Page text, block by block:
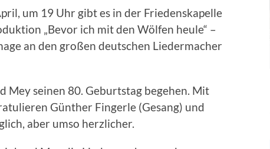
um 19 Uhr gibt es in der Friedenskapelle
„Bevor ich mit den Wölfen heule“ –
an den großen deutschen Liedermacher
Mey seinen 80. Geburtstag begehen. Mit
Günther Fingerle (Gesang) und
aber umso herzlicher.